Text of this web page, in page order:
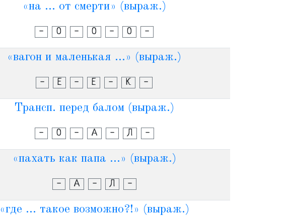
«на ... от смерти» (выраж.)
- О - О - О -
«вагон и маленькая ...» (выраж.)
- Е - Е - К -
Трансп. перед балом (выраж.)
- О - А - Л -
«пахать как папа ...» (выраж.)
- А - Л -
«где ... такое возможно?!» (выраж.)